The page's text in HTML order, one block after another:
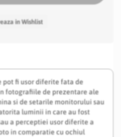
pot fi usor diferite fata de
fotografiile de prezentare ale
si de setarile monitorului sau
luminii in care au fost
a perceptiei usor diferite a
in comparatie cu ochiul
in Wishlist